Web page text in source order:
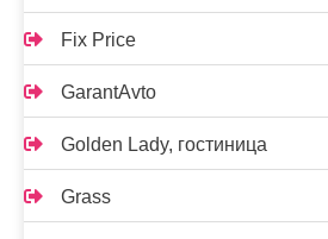
Fix Price
GarantAvto
Golden Lady, гостиница
Grass